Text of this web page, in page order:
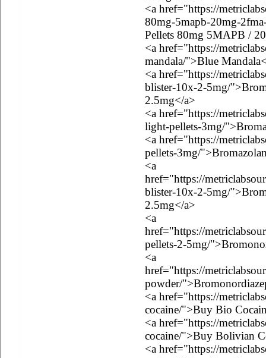
<a href="https://
80mg-5mapb-20mg-
Pellets 80mg 5MAPB /
<a href="https://
mandala/">Blue
<a href="https://
blister-10x-2-5mg/
2.5mg</a>
<a href="https://
light-pellets-3mg/
<a href="https://
pellets-3mg/
<a
href="https://
blister-10x-2-5mg/
2.5mg</a>
<a
href="https://
pellets-2-5mg/
<a
href="https://
powder/
<a href="https://
cocaine/">Buy Bio
<a href="https://
cocaine/">Buy Bolivian
<a href="https://